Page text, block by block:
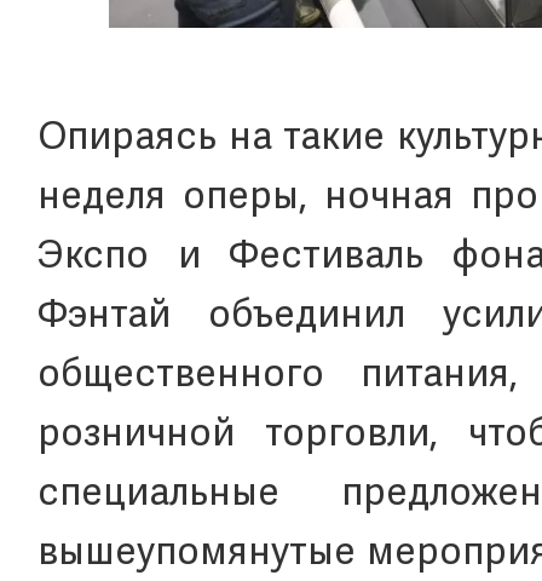
Опираясь на такие
неделя оперы, ночная
Экспо и Фестиваль
Фэнтай объединил
общественного
розничной торговли,
специальные
вышеупомянутые